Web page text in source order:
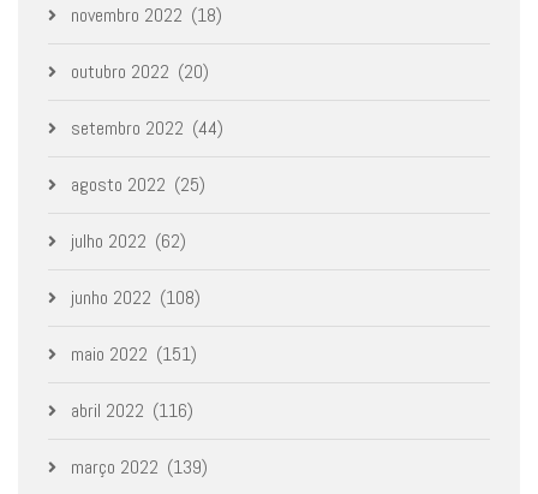
novembro 2022 (18)
outubro 2022 (20)
setembro 2022 (44)
agosto 2022 (25)
julho 2022 (62)
junho 2022 (108)
maio 2022 (151)
abril 2022 (116)
março 2022 (139)